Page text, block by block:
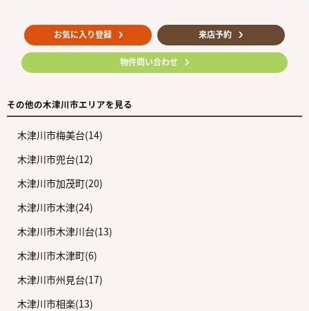
お気に入り登録 来店予約
物件問い合わせ
その他の木津川市エリアを見る
木津川市梅美台(14)
木津川市兜台(12)
木津川市加茂町(20)
木津川市木津(24)
木津川市木津川台(13)
木津川市木津町(6)
木津川市州見台(17)
木津川市相楽(13)